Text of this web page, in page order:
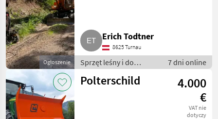
Ogłoszenie
Erich Todtner
8625 Turnau
Sprzęt leśny i do
obróbki drewna / Inny
sprzęt leśny i do
7 dni online
Polterschild
4.000
€
VAT nie
dotyczy